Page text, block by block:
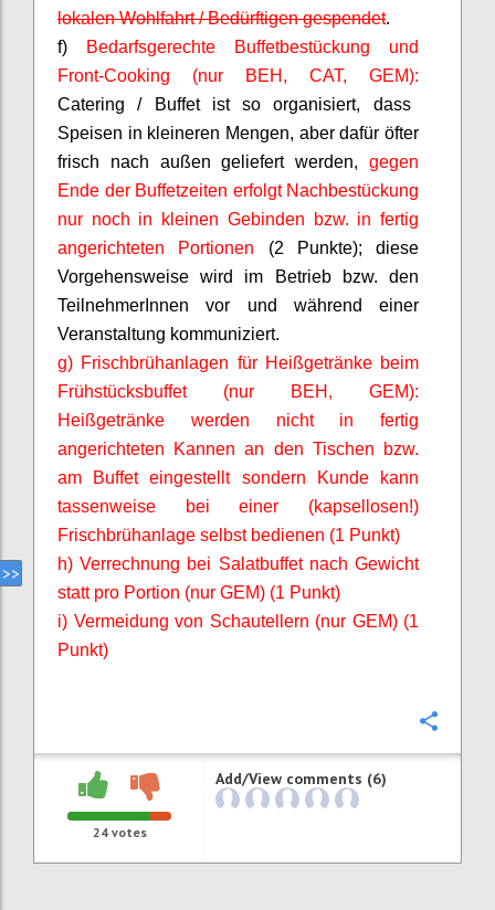
lokalen Wohlfahrt / Bedürftigen gespendet.
f)
Bedarfsgerechte Buffetbestückung und
Front-Cooking (nur BEH, CAT, GEM):
Catering / Buffet ist so organisiert, dass
Speisen in kleineren Mengen, aber dafür öfter
frisch nach außen geliefert werden, gegen
Ende der Buffetzeiten erfolgt Nachbestückung
nur noch in kleinen Gebinden bzw. in fertig
angerichteten Portionen (2 Punkte); diese
Vorgehensweise wird im Betrieb bzw. den
TeilnehmerInnen vor und während einer
Veranstaltung kommuniziert.
g) Frischbrühanlagen für Heißgetränke beim
Frühstücksbuffet (nur BEH, GEM):
Heißgetränke werden nicht in fertig
angerichteten Kannen an den Tischen bzw.
am Buffet eingestellt sondern Kunde kann
tassenweise bei einer (kapsellosen!)
Frischbrühanlage selbst bedienen (1 Punkt)
h) Verrechnung bei Salatbuffet nach Gewicht
statt pro Portion (nur GEM) (1 Punkt)
i) Vermeidung von Schautellern (nur GEM) (1
Punkt)
24votes
Add/View comments (6)